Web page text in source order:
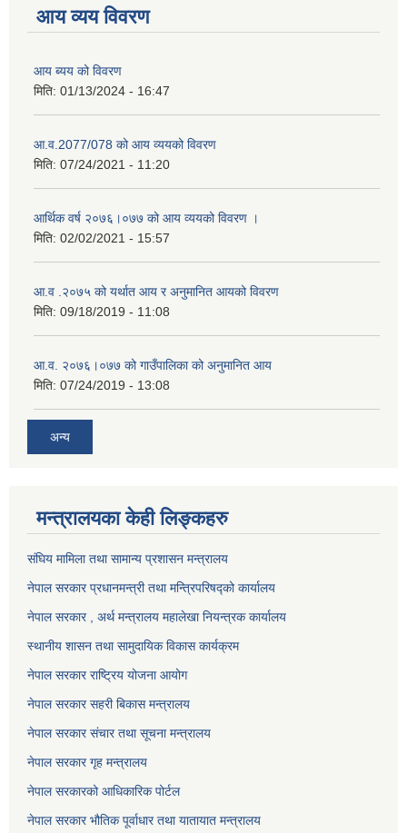
आय व्यय विवरण
आय ब्यय को विवरण
मिति: 01/13/2024 - 16:47
आ.व.2077/078 को आय व्ययको विवरण
मिति: 07/24/2021 - 11:20
आर्थिक वर्ष २०७६।०७७ को आय व्ययको विवरण ।
मिति: 02/02/2021 - 15:57
आ.व .२०७५ को यर्थात आय र अनुमानित आयको विवरण
मिति: 09/18/2019 - 11:08
आ.व. २०७६।०७७ को गाउँपालिका को अनुमानित आय
मिति: 07/24/2019 - 13:08
अन्य
मन्त्रालयका केही लिङ्कहरु
संघिय मामिला तथा सामान्य प्रशासन मन्त्रालय
नेपाल सरकार प्रधानमन्त्री तथा मन्त्रिपरिषद्को कार्यालय
नेपाल सरकार , अर्थ मन्त्रालय महालेखा नियन्त्रक कार्यालय
स्थानीय शासन तथा सामुदायिक विकास कार्यक्रम
नेपाल सरकार राष्ट्रिय योजना आयोग
नेपाल सरकार सहरी बिकास मन्त्रालय
नेपाल सरकार संचार तथा सूचना मन्त्रालय
नेपाल सरकार गृह मन्त्रालय
नेपाल सरकारको आधिकारिक पोर्टल
नेपाल सरकार भौतिक पूर्वाधार तथा यातायात मन्त्रालय